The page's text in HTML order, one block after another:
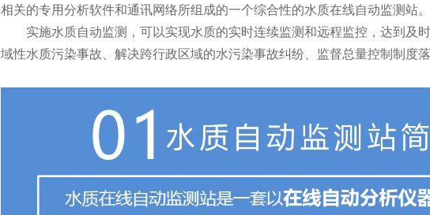
相关的专用分析软件和通讯网络所组成的一个综合性的水质在线自动监测站。
实施水质自动监测，可以实现水质的实时连续监测和远程监控，达到及
域性水质污染事故、解决跨行政区域的水污染事故纠纷、监督总量控制制度